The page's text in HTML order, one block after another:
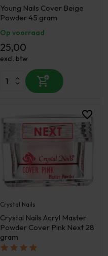
Young Nails Cover Beige
Powder 45 gram
Op voorraad
25,00
excl. btw
Crystal Nails
Crystal Nails Acryl Master
Powder Cover Pink Next 28
gram